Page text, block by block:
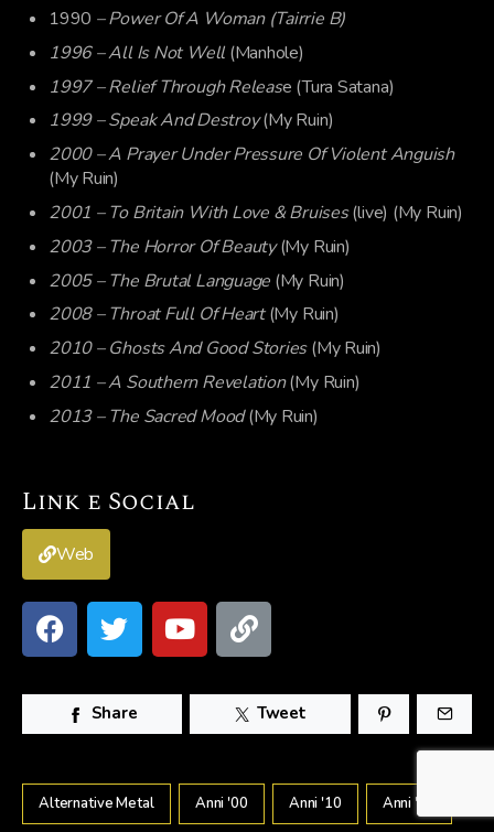
1990 – Power Of A Woman (Tairrie B)
1996 – All Is Not Well (Manhole)
1997 – Relief Through Release (Tura Satana)
1999 – Speak And Destroy(My Ruin)
2000 – A Prayer Under Pressure Of Violent Anguish
(My Ruin)
2001 – To Britain With Love & Bruises(live) (My Ruin)
2003 – The Horror Of Beauty(My Ruin)
2005 – The Brutal Language (My Ruin)
2008 – Throat Full Of Heart(My Ruin)
2010 – Ghosts And Good Stories(My Ruin)
2011 – A Southern Revelation(My Ruin)
2013 – The Sacred Mood(My Ruin)
Link e Social
Web
Share Tweet
Alternative Metal Anni '00 Anni '10 Anni '90